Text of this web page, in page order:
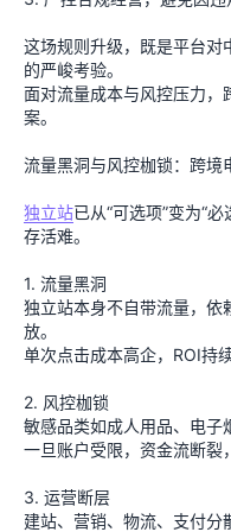
这场规则升级，既是平台对
的严峻考验。
面对流量成本与风控压力，
案。
流量黑洞与风控枷锁：跨境
独立站已从“可选项”变为“
存活难。
1. 流量黑洞
独立站本身不自带流量，
放。
单次点击成本高企，ROI持续
2. 风控枷锁
敏感品类如成人用品、电子
一旦账户受限，资金流断裂
3. 运营断层
建站、营销、物流、支付